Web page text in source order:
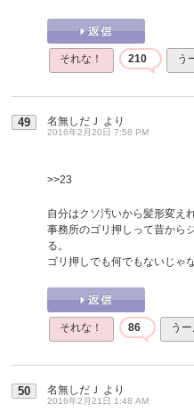
それな！ 210 う
49 名無しだＪ より
2016年2月20日 7:58 PM
>>23
自分はクソ汚いから髪形変え
事務所のゴリ押しって昔から
る。
ゴリ押しでも何でもないじゃ
それな！ 86 う
50 名無しだＪ より
2016年2月21日 1:48 AM